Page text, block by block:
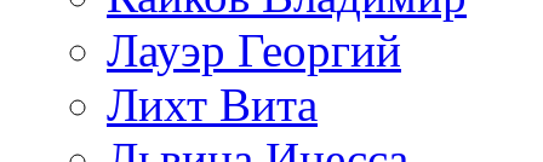
Лауэр Георгий
Лихт Вита